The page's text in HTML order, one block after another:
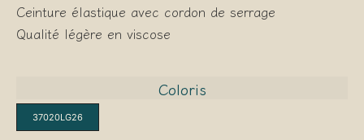
Ceinture élastique avec cordon de serrage
Qualité légère en viscose
Coloris
37020LG26